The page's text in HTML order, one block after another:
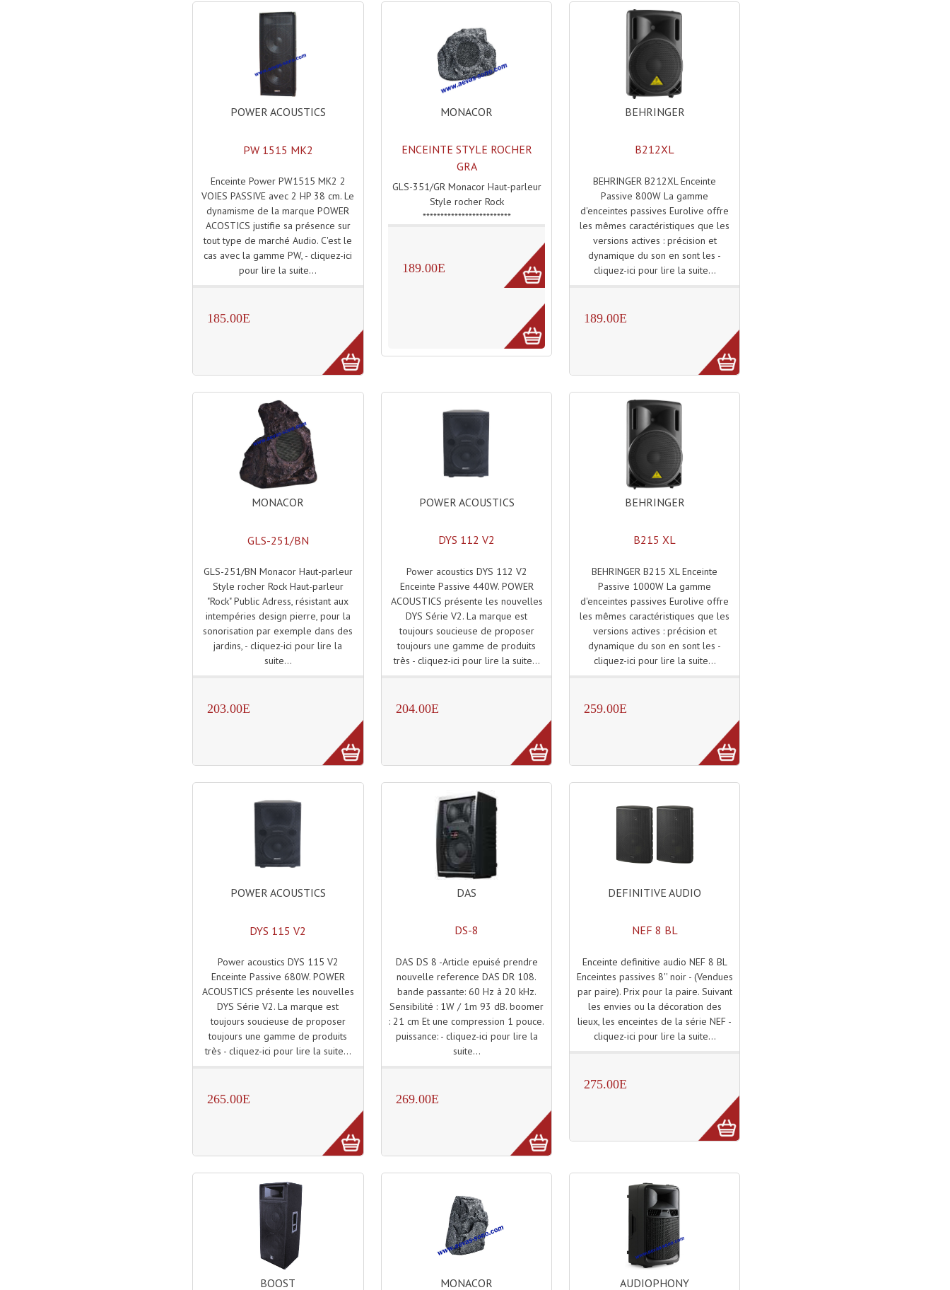
POWER ACOUSTICS
PW 1515 MK2
Enceinte Power PW1515 MK2 2
VOIES PASSIVE avec 2 HP 38 cm. Le
dynamisme de la marque POWER
ACOSTICS justifie sa présence sur
tout type de marché Audio. C'est le
cas avec la gamme PW, - cliquez-ici
pour lire la suite...
185.00E
MONACOR
ENCEINTE STYLE ROCHER
GRA
GLS-351/GR Monacor Haut-parleur
Style rocher Rock
*************************
189.00E
BEHRINGER
B212XL
BEHRINGER B212XL Enceinte
Passive 800W La gamme
d'enceintes passives Eurolive offre
les mêmes caractéristiques que les
versions actives : précision et
dynamique du son en sont les -
cliquez-ici pour lire la suite...
189.00E
MONACOR
GLS-251/BN
GLS-251/BN Monacor Haut-parleur
Style rocher Rock Haut-parleur
"Rock" Public Adress, résistant aux
intempéries design pierre, pour la
sonorisation par exemple dans des
jardins, - cliquez-ici pour lire la
suite...
203.00E
POWER ACOUSTICS
DYS 112 V2
Power acoustics DYS 112 V2
Enceinte Passive 440W. POWER
ACOUSTICS présente les nouvelles
DYS Série V2. La marque est
toujours soucieuse de proposer
toujours une gamme de produits
très - cliquez-ici pour lire la suite...
204.00E
BEHRINGER
B215 XL
BEHRINGER B215 XL Enceinte
Passive 1000W La gamme
d'enceintes passives Eurolive offre
les mêmes caractéristiques que les
versions actives : précision et
dynamique du son en sont les -
cliquez-ici pour lire la suite...
259.00E
POWER ACOUSTICS
DYS 115 V2
Power acoustics DYS 115 V2
Enceinte Passive 680W. POWER
ACOUSTICS présente les nouvelles
DYS Série V2. La marque est
toujours soucieuse de proposer
toujours une gamme de produits
très - cliquez-ici pour lire la suite...
265.00E
DAS
DS-8
DAS DS 8 -Article epuisé prendre
nouvelle reference DAS DR 108.
bande passante: 60 Hz à 20 kHz.
Sensibilité : 1W / 1m 93 dB. boomer
: 21 cm Et une compression 1 pouce.
puissance: - cliquez-ici pour lire la
suite...
269.00E
DEFINITIVE AUDIO
NEF 8 BL
Enceinte definitive audio NEF 8 BL
Enceintes passives 8'' noir - (Vendues
par paire). Prix pour la paire. Suivant
les envies ou la décoration des
lieux, les enceintes de la série NEF -
cliquez-ici pour lire la suite...
275.00E
BOOST MONACOR AUDIOPHONY